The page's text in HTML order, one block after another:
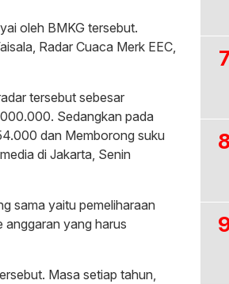
oleh BMKG tersebut.
Radar Cuaca Merk EEC,
tersebut sebesar
Sedangkan pada
dan Memborong suku
di Jakarta, Senin
sama yaitu pemeliharaan
anggaran yang harus
Masa setiap tahun,
7
8